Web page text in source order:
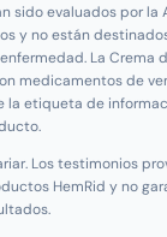
sido evaluados por la
y no están
La Crema
medicamentos de
la etiqueta de
Los testimonios
HemRid y no